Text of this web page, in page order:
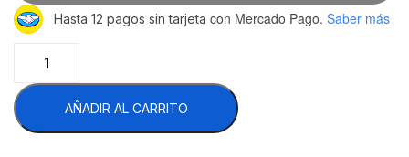
Hasta 12 pagos sin tarjeta con Mercado Pago. Saber más
RHNVCT-
1000-
FGC
Vitrina
AÑADIR AL CARRITO